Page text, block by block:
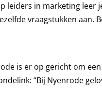
leiders in marketing leer
vraagstukken aan.
is er op gericht om een
“Bij Nyenrode